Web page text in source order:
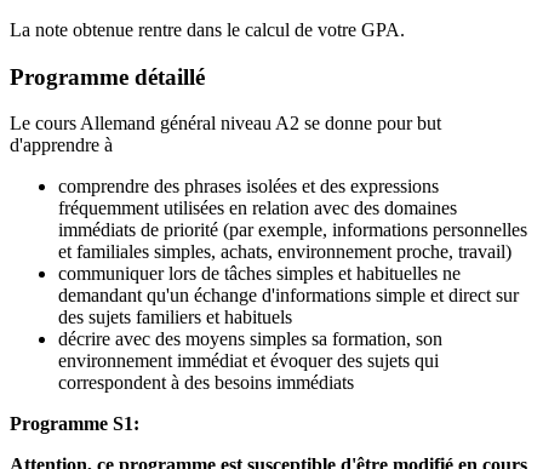
La note obtenue rentre dans le calcul de votre GPA.
Programme détaillé
Le cours Allemand général niveau A2 se donne pour but
d'apprendre à
comprendre des phrases isolées et des expressions
fréquemment utilisées en relation avec des domaines
immédiats de priorité (par exemple, informations personnelles
et familiales simples, achats, environnement proche, travail)
communiquer lors de tâches simples et habituelles ne
demandant qu'un échange d'informations simple et direct sur
des sujets familiers et habituels
décrire avec des moyens simples sa formation, son
environnement immédiat et évoquer des sujets qui
correspondent à des besoins immédiats
Programme S1: